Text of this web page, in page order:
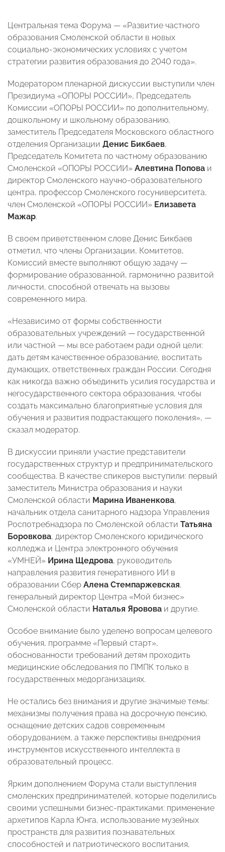
Центральная тема Форума — «Развитие частного
образования Смоленской области в новых
социально-экономических условиях с учетом
стратегии развития образования до 2040 года».
Модератором пленарной дискуссии выступили член
Президиума «ОПОРЫ РОССИИ», Председатель
Комиссии «ОПОРЫ РОССИИ» по дополнительному,
дошкольному и школьному образованию,
заместитель Председателя Московского областного
отделения Организации Денис Бикбаев,
Председатель Комитета по частному образованию
Смоленской «ОПОРЫ РОССИИ» Алевтина Попова и
директор Смоленского научно-образовательного
центра, профессор Смоленского госуниверситета,
член Смоленской «ОПОРЫ РОССИИ» Елизавета
Мажар.
В своем приветственном слове Денис Бикбаев
отметил, что члены Организации, Комитетов,
Комиссий вместе выполняют общую задачу —
формирование образованной, гармонично развитой
личности, способной отвечать на вызовы
современного мира.
«Независимо от формы собственности
образовательных учреждений — государственной
или частной — мы все работаем ради одной цели:
дать детям качественное образование, воспитать
думающих, ответственных граждан России. Сегодня
как никогда важно объединить усилия государства и
негосударственного сектора образования, чтобы
создать максимально благоприятные условия для
обучения и развития подрастающего поколения», —
сказал модератор.
В дискуссии приняли участие представители
государственных структур и предпринимательского
сообщества. В качестве спикеров выступили: первый
заместитель Министра образования и науки
Смоленской области Марина Иваненкова,
начальник отдела санитарного надзора Управления
Роспотребнадзора по Смоленской области Татьяна
Боровкова, директор Смоленского юридического
колледжа и Центра электронного обучения
«УМНЕЙ» Ирина Щедрова, руководитель
направления развития генеративного ИИ в
образовании Сбер Алена Стемпаржевская,
генеральный директор Центра «Мой бизнес»
Смоленской области Наталья Яровова и другие.
Особое внимание было уделено вопросам целевого
обучения, программе «Первый старт»,
обоснованности требований детям проходить
медицинские обследования по ПМПК только в
государственных медорганизациях.
Не остались без внимания и другие значимые темы:
механизмы получения права на досрочную пенсию,
оснащение детских садов современным
оборудованием, а также перспективы внедрения
инструментов искусственного интеллекта в
образовательный процесс.
Ярким дополнением Форума стали выступления
смоленских предпринимателей, которые поделились
своими успешными бизнес-практиками: применение
архетипов Карла Юнга, использование музейных
пространств для развития познавательных
способностей и патриотического воспитания,